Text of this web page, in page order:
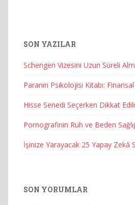
SON YAZILAR
Schengen Vizesini Uzun Süreli
Paranın Psikolojisi Kitabı:
Hisse Senedi Seçerken Dikkat
Pornografinin Ruh ve Beden
İşinize Yarayacak 25 Yapay Zekâ
SON YORUMLAR